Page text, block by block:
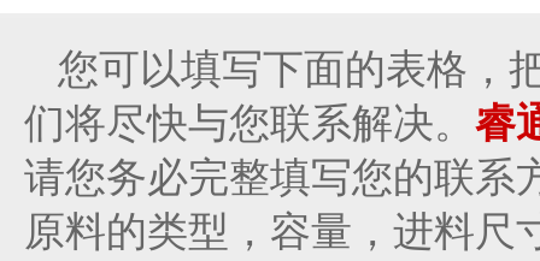
您可以填写下面的表格，
们将尽快与您联系解决。 睿
请您务必完整填写您的联系
原料的类型，容量，进料尺